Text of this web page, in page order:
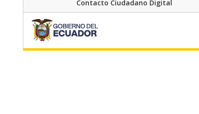
Contacto Ciudadano Digital